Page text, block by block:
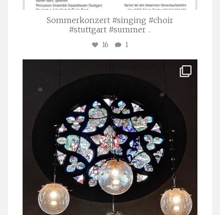
Sommerkonzert #singing #choir
#stuttgart #summer ...
16 1
Apr. 1